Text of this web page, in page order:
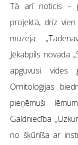
Tā arī noticis –
projektā, drīz
muzeja
Jēkabpils novada
apguvusi vides
Ornitoloģijas
pieņēmuši
Galdniecība
no šķūnīša ar